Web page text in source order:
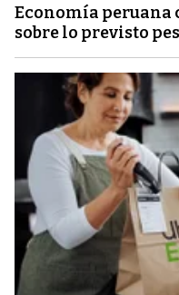
Economía peruana
sobre lo previsto